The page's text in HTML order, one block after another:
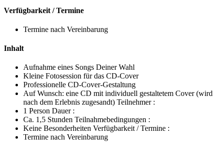
Verfügbarkeit / Termine
Termine nach Vereinbarung
Inhalt
Aufnahme eines Songs Deiner Wahl
Kleine Fotosession für das CD-Cover
Professionelle CD-Cover-Gestaltung
Auf Wunsch: eine CD mit individuell gestaltetem Cover (wird
nach dem Erlebnis zugesandt) Teilnehmer :
1 Person Dauer :
Ca. 1,5 Stunden Teilnahmebedingungen :
Keine Besonderheiten Verfügbarkeit / Termine :
Termine nach Vereinbarung